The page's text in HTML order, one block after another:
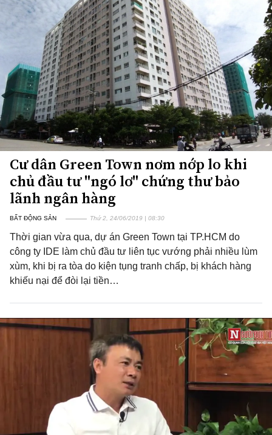
Cư dân Green Town nơm nớp lo khi
chủ đầu tư "ngó lơ" chứng thư bảo
lãnh ngân hàng
BẤT ĐỘNG SẢN Thứ 2, 24/06/2019 | 08:30
Thời gian vừa qua, dự án Green Town tại TP.HCM do
công ty IDE làm chủ đầu tư liên tục vướng phải nhiều lùm
xùm, khi bị ra tòa do kiện tụng tranh chấp, bị khách hàng
khiếu nại để đòi lại tiền…